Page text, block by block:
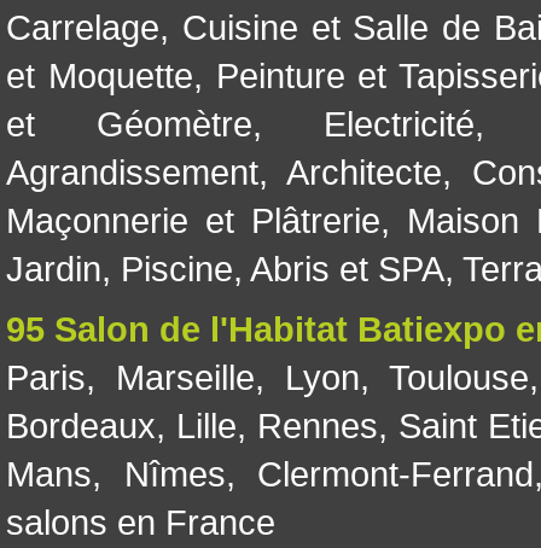
Carrelage, Cuisine et Salle de
et Moquette, Peinture et
et Géomètre, Electricité
Agrandissement, Architecte,
Maçonnerie et Plâtrerie, Maison
Jardin, Piscine, Abris et SPA,
95 Salon de l'Habitat Batiexpo
Paris, Marseille, Lyon, Toulouse
Bordeaux, Lille, Rennes, Saint
Mans, Nîmes, Clermont-Ferrand
salons en France